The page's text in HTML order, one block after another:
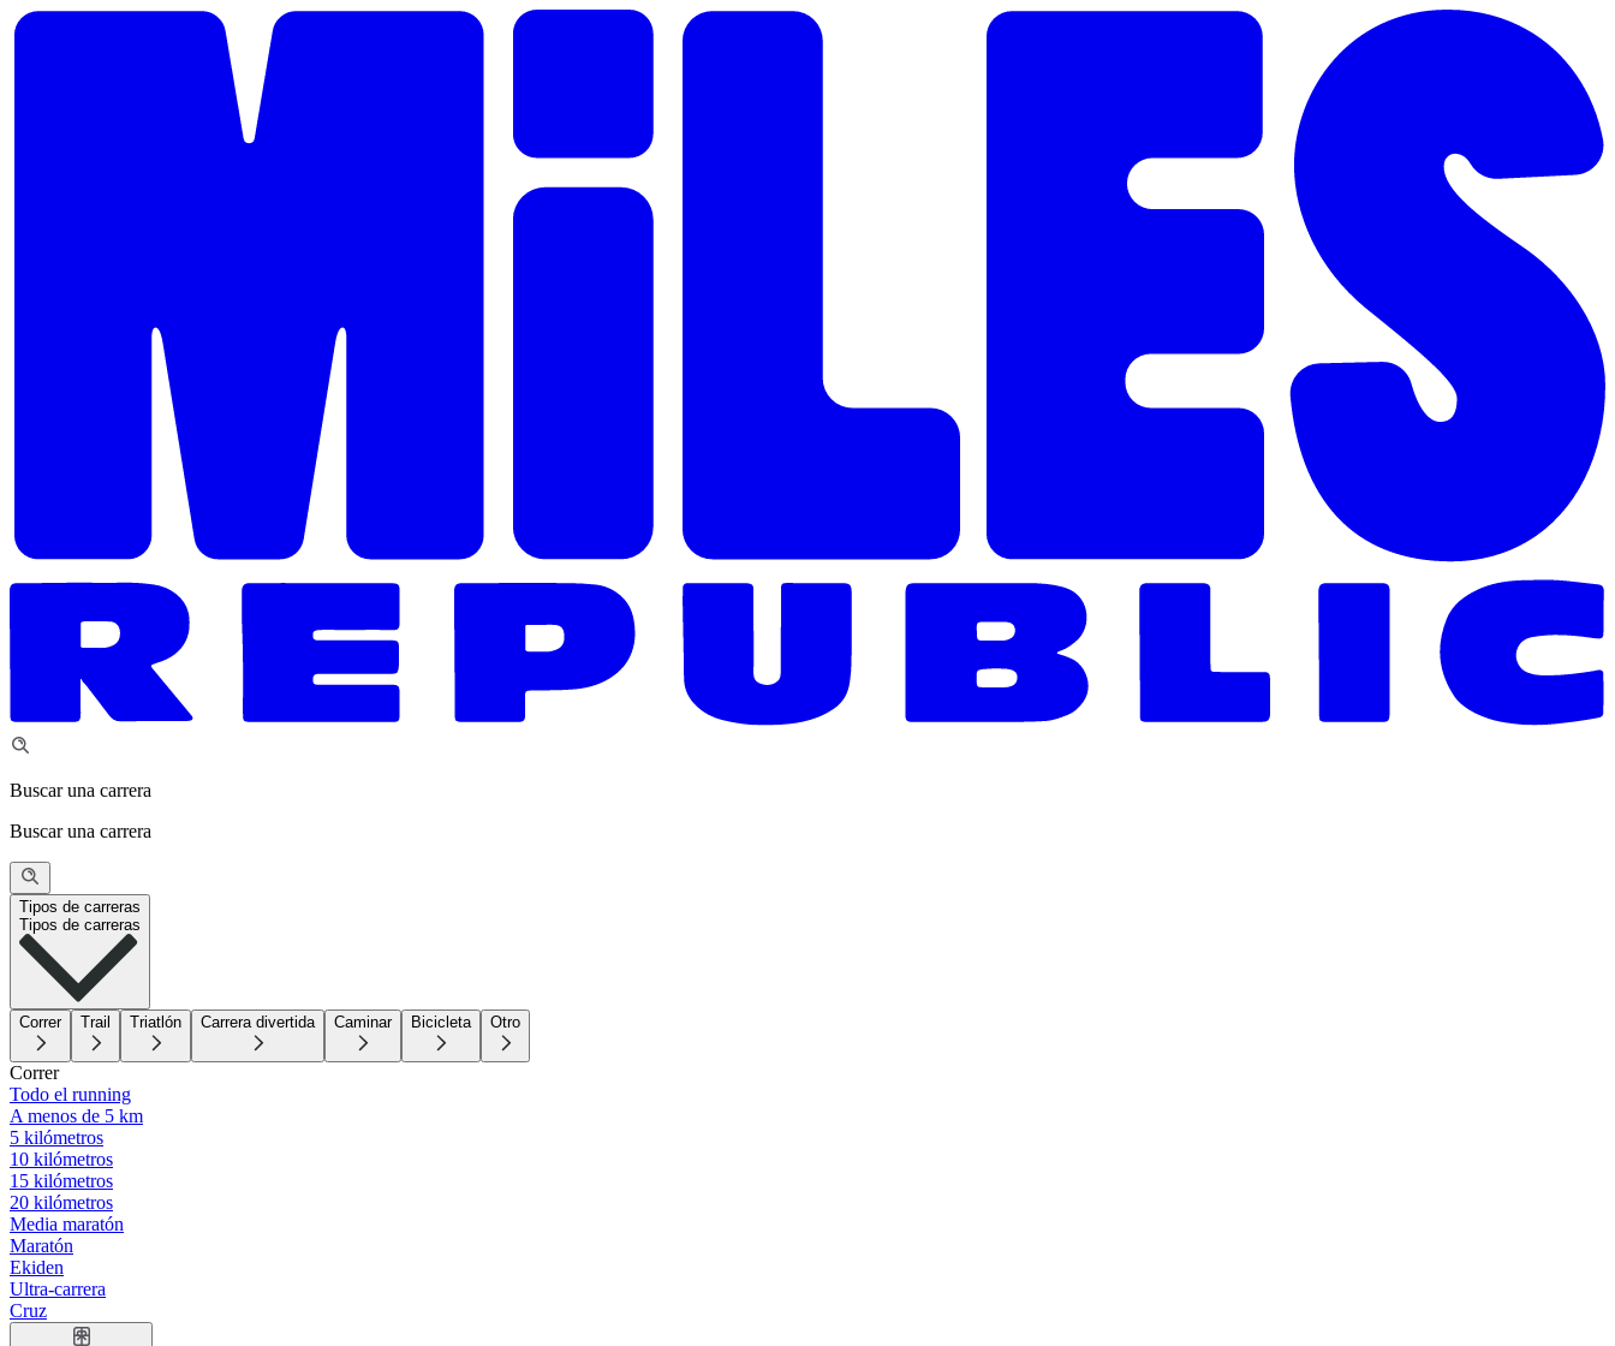
Buscar una carrera
Buscar una carrera
Tipos de carreras
Tipos de carreras
Correr Trail Triatlón Carrera divertida Caminar Bicicleta Otro
Correr
Todo el running
A menos de 5 km
5 kilómetros
10 kilómetros
15 kilómetros
20 kilómetros
Media maratón
Maratón
Ekiden
Ultra-carrera
Cruz